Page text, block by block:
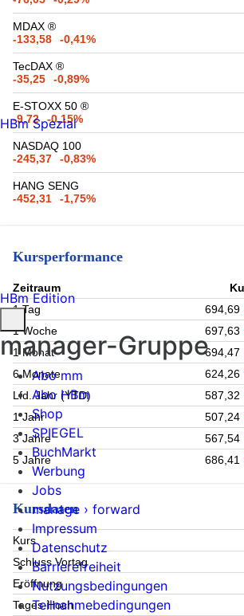
MDAX ®
-133,58
-0,41%
TecDAX ®
-35,25
-0,89%
E-STOXX 50 ®
-9,72
-0,15%
NASDAQ 100
-245,37
-0,83%
HANG SENG
-452,31
-1,75%
Kursperformance
Zeitraum
1 Tag
694,69
1 Woche
697,63
1 Monat
694,47
6 Monate
624,26
Lfd. Jahr (YTD)
587,32
1 Jahr
507,24
3 Jahre
567,54
5 Jahre
686,41
Kursdaten
Kurs
Schluss Vortag
Eröffnung
Tages-Hoch
HBm Spezial
HBm Edition
manager-Gruppe
Abo mm
Abo HBm
Shop
SPIEGEL
BuchMarkt
Werbung
Jobs
manage › forward
Impressum
Datenschutz
Barrierefreiheit
Nutzungsbedingungen
Teilnahmebedingungen